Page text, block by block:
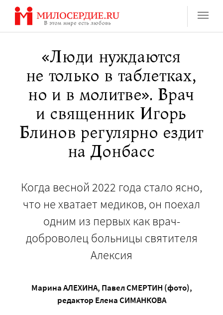
Перейти
содержанию
«Люди нуждаются
не только в таблетках,
но и в молитве». Врач
и священник Игорь
Блинов регулярно ездит
на Донбасс
Когда весной 2022 года стало ясно,
что не хватает медиков, он поехал
одним из первых как врач-
доброволец больницы святителя
Алексия
Марина АЛЕХИНА, Павел СМЕРТИН (фото),
редактор Елена СИМАНКОВА